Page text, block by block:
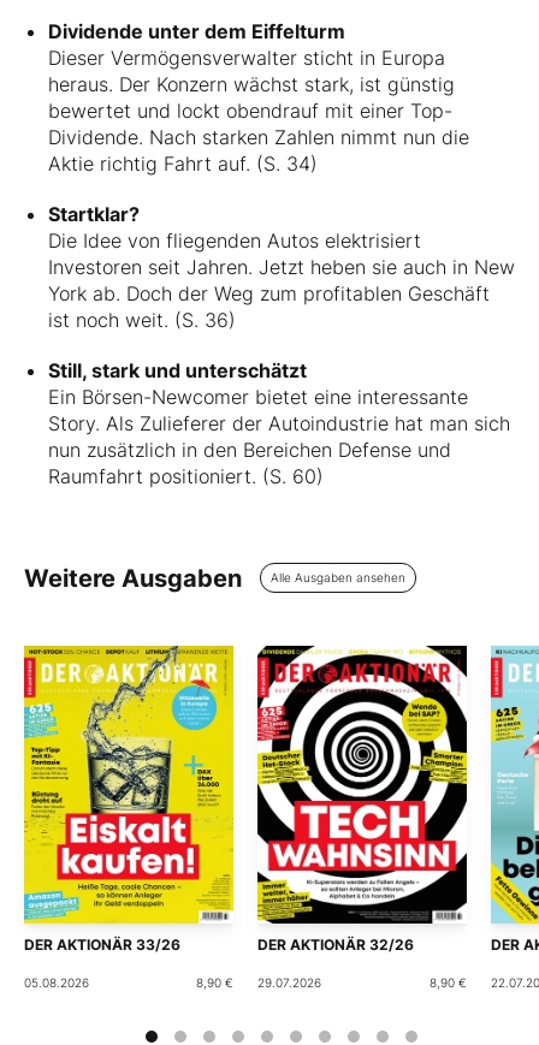
Dividende unter dem Eiffelturm
Dieser Vermögensverwalter sticht in Europa
heraus. Der Konzern wächst stark, ist günstig
bewertet und lockt obendrauf mit einer Top-
Dividende. Nach starken Zahlen nimmt nun die
Aktie richtig Fahrt auf. (S. 34)
Startklar?
Die Idee von fliegenden Autos elektrisiert
Investoren seit Jahren. Jetzt heben sie auch in New
York ab. Doch der Weg zum profitablen Geschäft
ist noch weit. (S. 36)
Still, stark und unterschätzt
Ein Börsen-Newcomer bietet eine interessante
Story. Als Zulieferer der Autoindustrie hat man sich
nun zusätzlich in den Bereichen Defense und
Raumfahrt positioniert. (S. 60)
Weitere Ausgaben Alle Ausgaben ansehen
DER AKTIONÄR 33/26
05.08.2026 8,90 €
DER AKTIONÄR 32/26
29.07.2026 8,90 €
DER